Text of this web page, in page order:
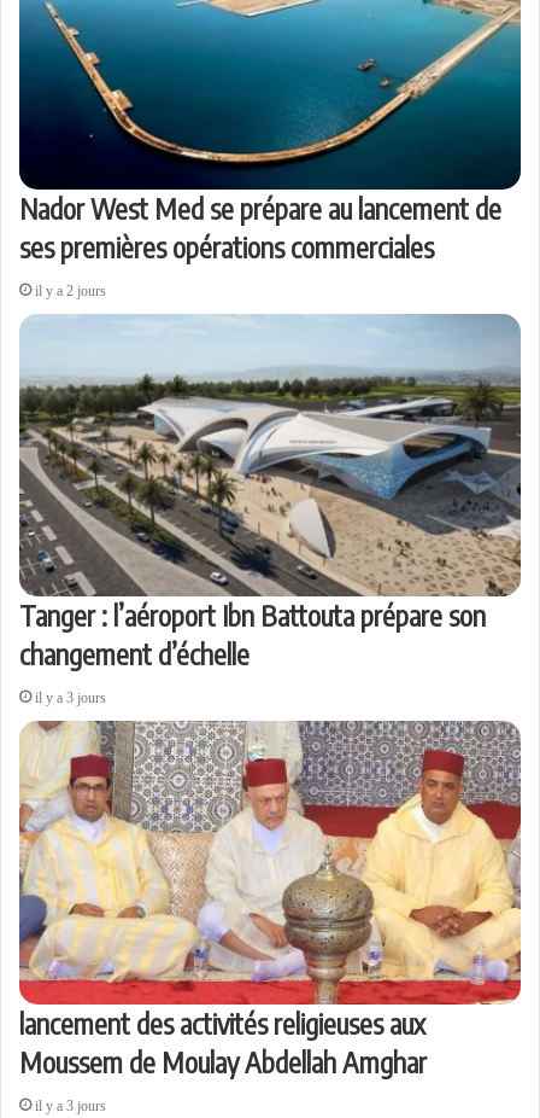
Nador West Med se prépare au lancement de
ses premières opérations commerciales
il y a 2 jours
Tanger : l’aéroport Ibn Battouta prépare son
changement d’échelle
il y a 3 jours
lancement des activités religieuses aux
Moussem de Moulay Abdellah Amghar
il y a 3 jours